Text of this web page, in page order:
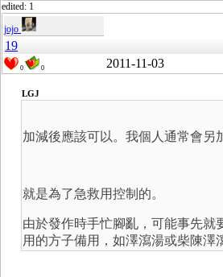
edited: 1
jojo
19
0 0 2011-11-03
LGJ
加減後應該可以。我個人通常會另
就是為了急救用控制的。
由於發作時手忙腳亂，可能事先就
用的方子備用，如澤瀉湯或柴陳澤